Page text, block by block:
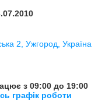
2, Ужгород, Україна
з 09:00 до 19:00
графік роботи